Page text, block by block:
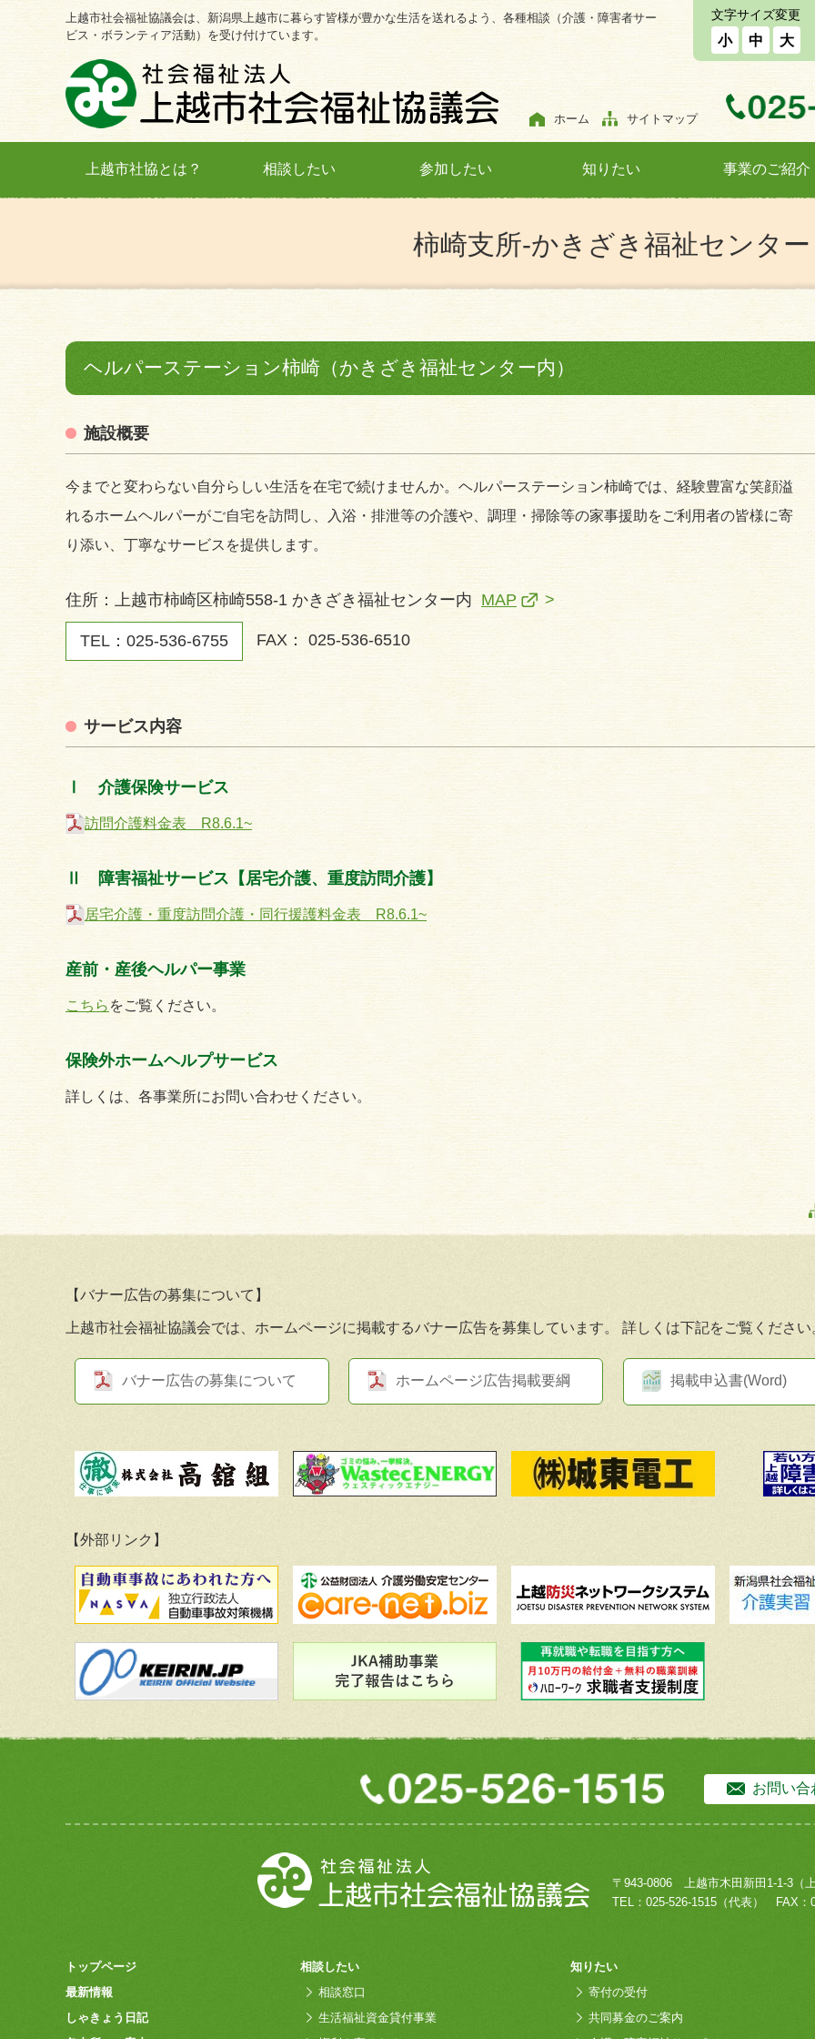
上越市社会福祉協議会は、新潟県上越市に暮らす皆様が豊かな生活を送れるよう、各種相談（介護・障害者サー
ビス・ボランティア活動）を受け付けています。
ホーム サイトマップ
文字サイズ変更
小 中 大
上越市社協とは？ 相談したい 参加したい 知りたい 事業のご紹介
柿崎支所-かきざき福祉センター
ヘルパーステーション柿崎（かきざき福祉センター内）
施設概要
今までと変わらない自分らしい生活を在宅で続けませんか。ヘルパーステーション柿崎では、経験豊富な笑顔溢
れるホームヘルパーがご自宅を訪問し、入浴・排泄等の介護や、調理・掃除等の家事援助をご利用者の皆様に寄
り添い、丁寧なサービスを提供します。
住所：上越市柿崎区柿崎558-1 かきざき福祉センター内 MAP
TEL： 025-536-6755 FAX： 025-536-6510
サービス内容
Ⅰ 介護保険サービス
訪問介護料金表 R8.6.1~
Ⅱ 障害福祉サービス【居宅介護、重度訪問介護】
居宅介護・重度訪問介護・同行援護料金表 R8.6.1~
産前・産後ヘルパー事業
こちら をご覧ください。
保険外ホームヘルプサービス
詳しくは、各事業所にお問い合わせください。
【バナー広告の募集について】
上越市社会福祉協議会では、ホームページに掲載するバナー広告を募集しています。 詳しくは下記をご覧ください
バナー広告の募集について ホームページ広告掲載要綱 掲載申込書(Word)
【外部リンク】
お問い合
〒943-0806 上越市木田新田1-1-3 （
TEL： 025-526-1515 （代表） FAX：
トップページ
最新情報
しゃきょう日記
相談したい
相談窓口
生活福祉資金貸付事業
知りたい
寄付の受付
共同募金のご案内